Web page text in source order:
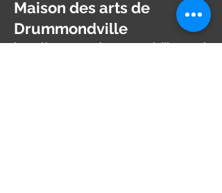
Maison des arts de
Drummondville
http://www.artsdrummondville.com/